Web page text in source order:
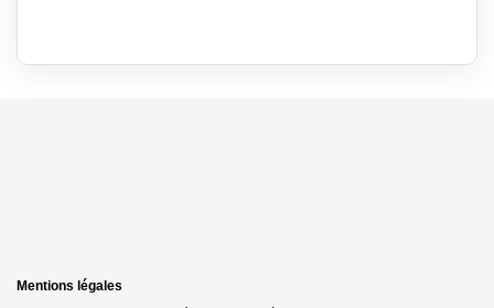
Mentions légales